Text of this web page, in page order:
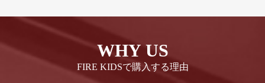
WHY US
FIRE KIDSで購入する理由